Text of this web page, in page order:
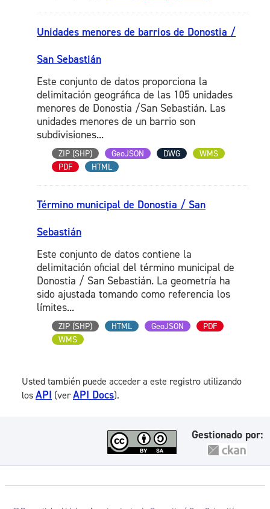
Unidades menores de barrios de Donostia /
San Sebastián
Este conjunto de datos proporciona la
delimitación geográfica de las 105 unidades
menores de Donostia /San Sebastián. Las
unidades menores de un barrio son
subdivisiones...
ZIP (SHP) GeoJSON DWG
WMS
PDF
HTML
Término municipal de Donostia / San
Sebastián
Este conjunto de datos contiene la
delimitación oficial del término municipal de
Donostia / San Sebastián. La geometría ha
sido ajustada tomando como referencia los
límites...
ZIP (SHP) HTML GeoJSON
PDF
WMS
Usted también puede acceder a este registro utilizando
los API (verAPI Docs).
Gestionado por: